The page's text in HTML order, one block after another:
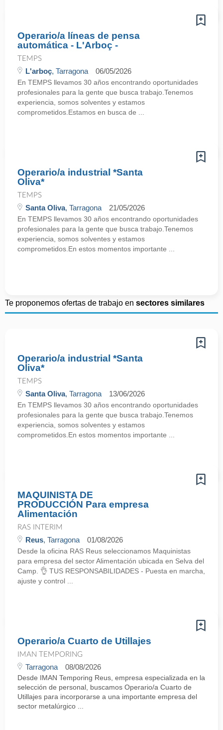
Operario/a líneas de pensa
automática - L'Arboç -
TEMPS
L'arboç, Tarragona 06/05/2026
En TEMPS llevamos 30 años encontrando oportunidades
profesionales para la gente que busca trabajo.Tenemos
experiencia, somos solventes y estamos
comprometidos.Estamos en busca de ...
Operario/a industrial *Santa
Oliva*
TEMPS
Santa Oliva, Tarragona 21/05/2026
En TEMPS llevamos 30 años encontrando oportunidades
profesionales para la gente que busca trabajo.Tenemos
experiencia, somos solventes y estamos
comprometidos.En estos momentos importante ...
Te proponemos ofertas de trabajo en sectores similares
Operario/a industrial *Santa
Oliva*
TEMPS
Santa Oliva, Tarragona 13/06/2026
En TEMPS llevamos 30 años encontrando oportunidades
profesionales para la gente que busca trabajo.Tenemos
experiencia, somos solventes y estamos
comprometidos.En estos momentos importante ...
MAQUINISTA DE
PRODUCCIÓN Para empresa
Alimentación
RAS INTERIM
Reus, Tarragona 01/08/2026
Desde la oficina RAS Reus seleccionamos Maquinistas
para empresa del sector Alimentación ubicada en Selva del
Camp. 👌 TUS RESPONSABILIDADES - Puesta en marcha,
ajuste y control ...
Operario/a Cuarto de Utillajes
IMAN TEMPORING
Tarragona 08/08/2026
Desde IMAN Temporing Reus, empresa especializada en la
selección de personal, buscamos Operario/a Cuarto de
Utillajes para incorporarse a una importante empresa del
sector metalúrgico ...